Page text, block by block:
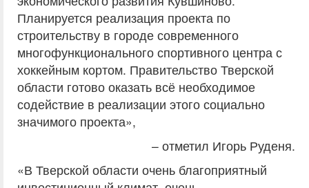
Планируется реализация проекта по
строительству в городе современного
многофункционального спортивного центра с
хоккейным кортом. Правительство Тверской
области готово оказать всё необходимое
содействие в реализации этого социально
значимого проекта»,
– отметил Игорь Руденя.
«В Тверской области очень благоприятный